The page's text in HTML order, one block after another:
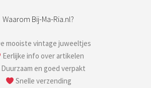
Waarom Bij-Ma-Ria.nl?
mooiste vintage juweeltjes
Eerlijke info over artikelen
Duurzaam en goed verpakt
Snelle verzending